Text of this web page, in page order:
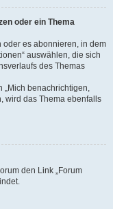
oder ein Thema
es abonnieren, in dem
auswählen, die sich
des Themas
„Mich benachrichtigen,
wird das Thema ebenfalls
den Link „Forum